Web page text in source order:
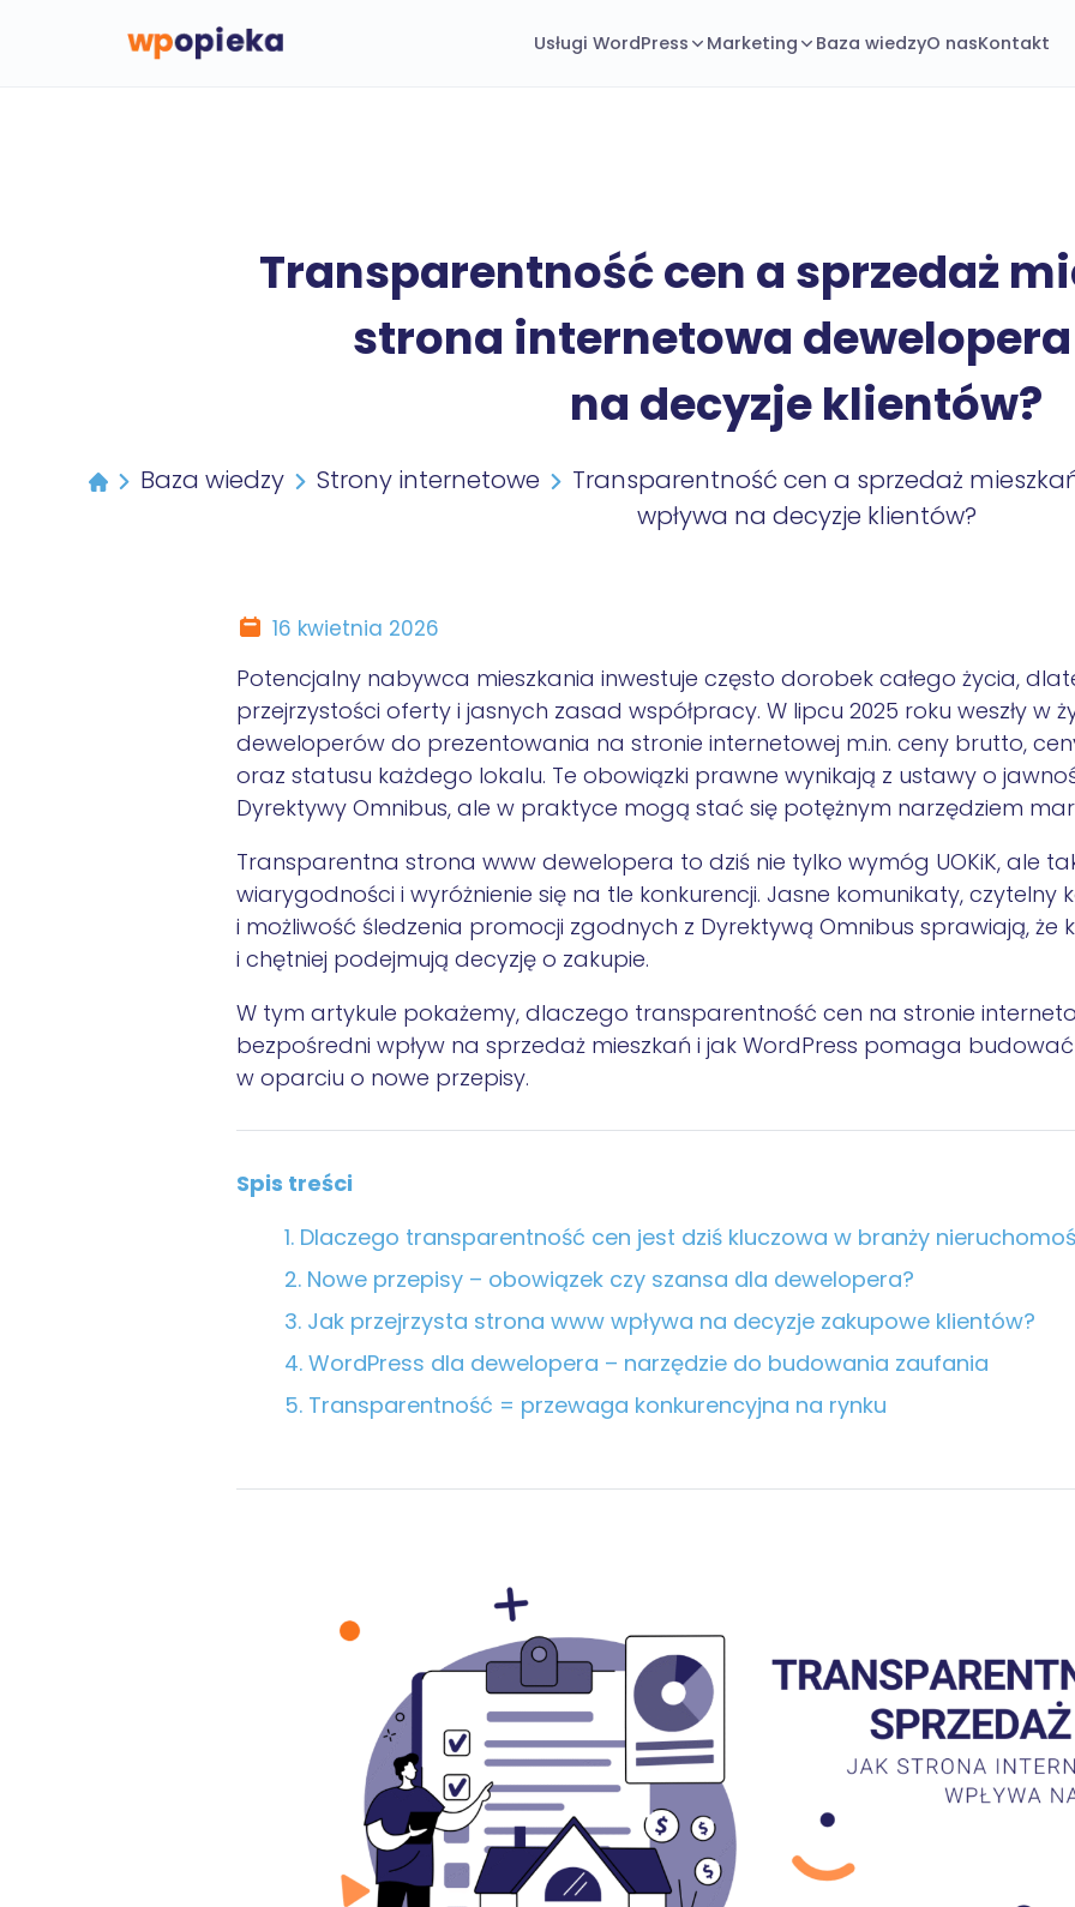
Usługi WordPress Marketing Baza wiedzyO nasKontakt
Transparentność cen a sprzedaż
strona internetowa
na decyzje klientów?
Baza wiedzy Strony internetowe
Transparentność cen a sprzedaż
wpływa na decyzje klientów?
16 kwietnia 2026
Potencjalny nabywca mieszkania inwestuje często dorobek całego życia,
przejrzystości oferty i jasnych zasad współpracy.W lipcu 2025 roku weszły w
deweloperów do prezentowania na stronie internetowej m.in. ceny brutto,
oraz statusu każdego lokalu. Te obowiązki prawne wynikają z ustawy o
Dyrektywy Omnibus, ale w praktyce mogą stać się potężnym narzędziem
Transparentna strona www dewelopera to dziś nie tylko wymóg UOKiK, ale
wiarygodności i wyróżnienie się na tle konkurencji. Jasne komunikaty, czytelny
i możliwość śledzenia promocji zgodnych z Dyrektywą Omnibus sprawiają, że
i chętniej podejmują decyzję o zakupie.
W tym artykule pokażemy,dlaczego transparentność cen na stronie
bezpośredni wpływ na sprzedaż mieszkań i jak WordPress pomaga
w oparciu o nowe przepisy.
Spis treści
Dlaczego transparentność cen jest dziś kluczowa w branży
Nowe przepisy – obowiązek czy szansa dla dewelopera?
Jak przejrzysta strona www wpływa na decyzje zakupowe klientów?
WordPress dla dewelopera – narzędzie do budowania zaufania
Transparentność = przewaga konkurencyjna na rynku